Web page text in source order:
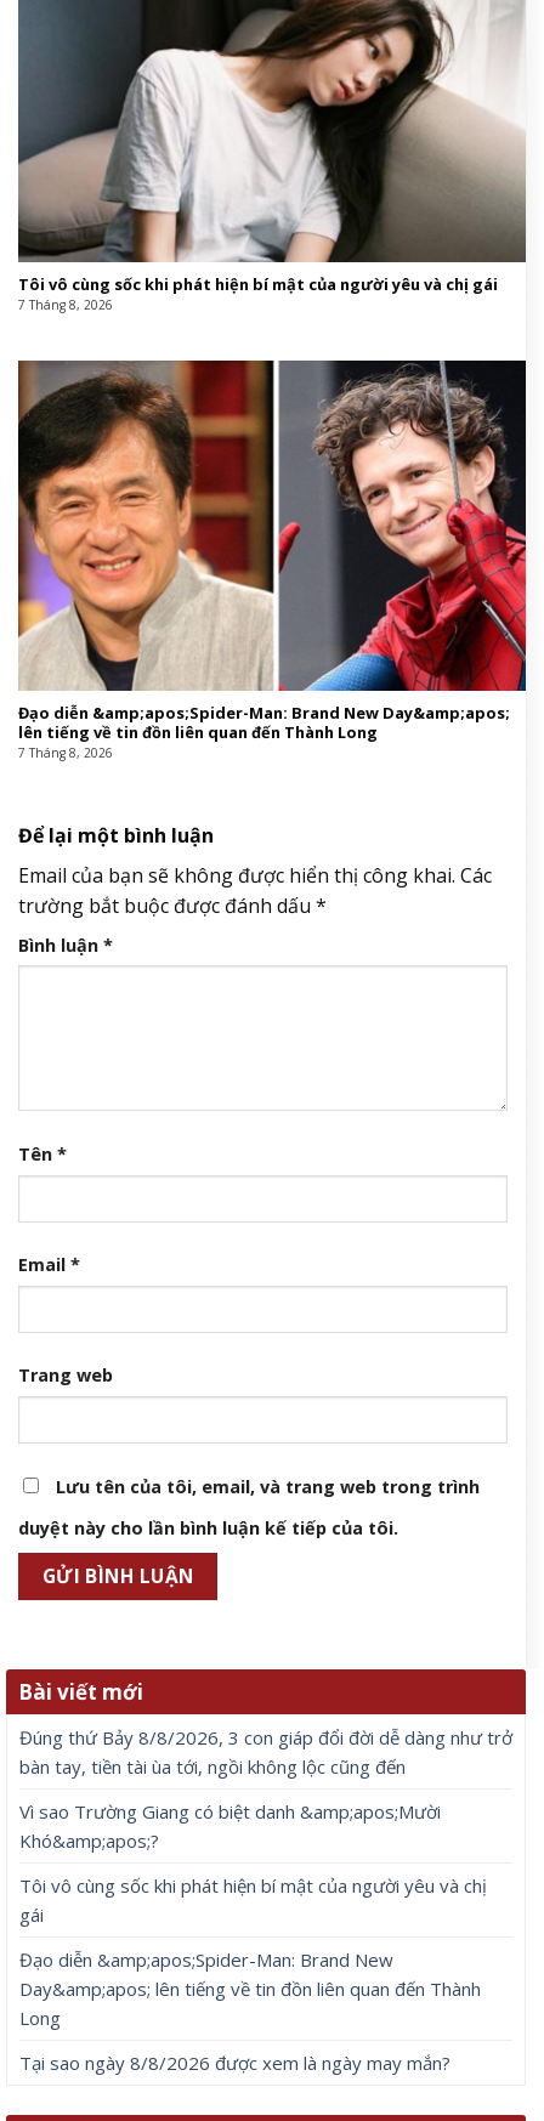
Tôi vô cùng sốc khi phát hiện bí mật của người yêu và chị gái
7 Tháng 8, 2026
Đạo diễn &amp;apos;Spider-Man: Brand New Day&amp;apos;
lên tiếng về tin đồn liên quan đến Thành Long
7 Tháng 8, 2026
Để lại một bình luận
Email của bạn sẽ không được hiển thị công khai. Các
trường bắt buộc được đánh dấu *
Bình luận *
Tên *
Email *
Trang web
Lưu tên của tôi, email, và trang web trong trình
duyệt này cho lần bình luận kế tiếp của tôi.
Bài viết mới
Đúng thứ Bảy 8/8/2026, 3 con giáp đổi đời dễ dàng như trở
bàn tay, tiền tài ùa tới, ngồi không lộc cũng đến
Vì sao Trường Giang có biệt danh &amp;apos;Mười
Khó&amp;apos;?
Tôi vô cùng sốc khi phát hiện bí mật của người yêu và chị
gái
Đạo diễn &amp;apos;Spider-Man: Brand New
Day&amp;apos; lên tiếng về tin đồn liên quan đến Thành
Long
Tại sao ngày 8/8/2026 được xem là ngày may mắn?